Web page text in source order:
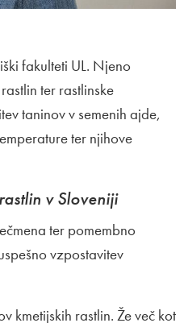
fakulteti UL. Njeno
ter rastlinske
taninov v semenih ajde,
ter njihove
v Sloveniji
ter pomembno
vzpostavitev
kmetijskih rastlin. Že več kot